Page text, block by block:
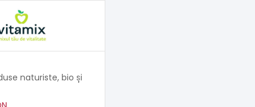
naturiste, bio și